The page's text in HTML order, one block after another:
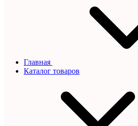
Главная
Каталог товаров